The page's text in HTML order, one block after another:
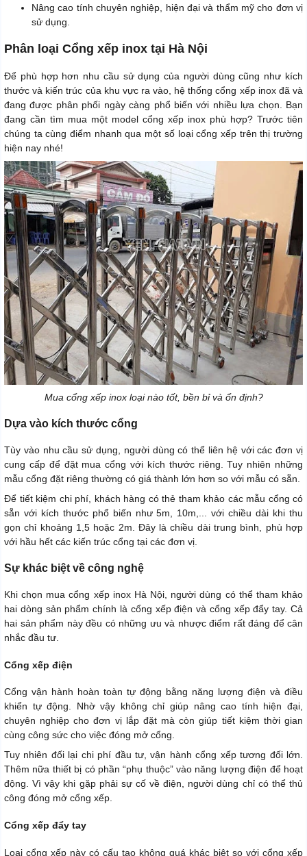
Nâng cao tính chuyên nghiệp, hiện đại và thẩm mỹ cho đơn vị
sử dụng.
Phân loại Cổng xếp inox tại Hà Nội
Để phù hợp hơn nhu cầu sử dụng của người dùng cũng như kích
thước và kiến trúc của khu vực ra vào, hệ thống cổng xếp inox đã và
đang được phân phối ngày càng phổ biến với nhiều lựa chọn. Bạn
đang cần tìm mua một model cổng xếp inox phù hợp? Trước tiên
chúng ta cùng điểm nhanh qua một số loại cổng xếp trên thị trường
hiện nay nhé!
Mua cổng xếp inox loại nào tốt, bền bỉ và ổn định?
Dựa vào kích thước cổng
Tùy vào nhu cầu sử dụng, người dùng có thể liên hệ với các đơn vị
cung cấp để đặt mua cổng với kích thước riêng. Tuy nhiên những
mẫu cổng đặt riêng thường có giá thành lớn hơn so với mẫu có sẵn.
Để tiết kiệm chi phí, khách hàng có thẻ tham khảo các mẫu cổng có
sẵn với kích thước phổ biến như 5m, 10m,... với chiều dài khi thu
gọn chỉ khoảng 1,5 hoặc 2m. Đây là chiều dài trung bình, phù hợp
với hầu hết các kiến trúc cổng tại các đơn vị.
Sự khác biệt về công nghệ
Khi chọn mua cổng xếp inox Hà Nội, người dùng có thể tham khảo
hai dòng sản phẩm chính là cổng xếp điện và cổng xếp đẩy tay. Cả
hai sản phẩm này đều có những ưu và nhược điểm rất đáng để cân
nhắc đầu tư.
Cổng xếp điện
Cổng vận hành hoàn toàn tự động bằng năng lượng điện và điều
khiển tự động. Nhờ vậy không chỉ giúp nâng cao tính hiện đại,
chuyên nghiệp cho đơn vị lắp đặt mà còn giúp tiết kiệm thời gian
cùng công sức cho việc đóng mở cổng.
Tuy nhiên đối lại chi phí đầu tư, vận hành cổng xếp tương đối lớn.
Thêm nữa thiết bị có phần “phụ thuộc” vào năng lượng điện để hoạt
động. Vì vậy khi gặp phải sự cố về điện, người dùng chỉ có thể thủ
công đóng mở cổng xếp.
Cổng xếp đẩy tay
Loại cổng xếp này có cấu tạo không quá khác biệt so với cổng xếp